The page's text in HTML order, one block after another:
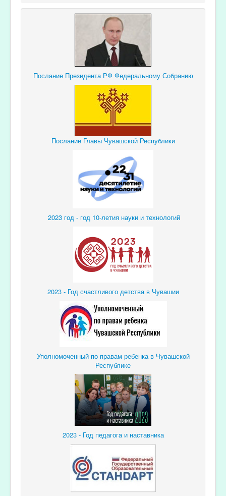
Послание Президента РФ Федеральному Собранию
Послание Главы Чувашской Республики
2023 год - год 10-летия науки и технологий
2023 - Год счастливого детства в Чувашии
Уполномоченный по правам ребенка в Чувашской
Республике
2023 - Год педагога и наставника